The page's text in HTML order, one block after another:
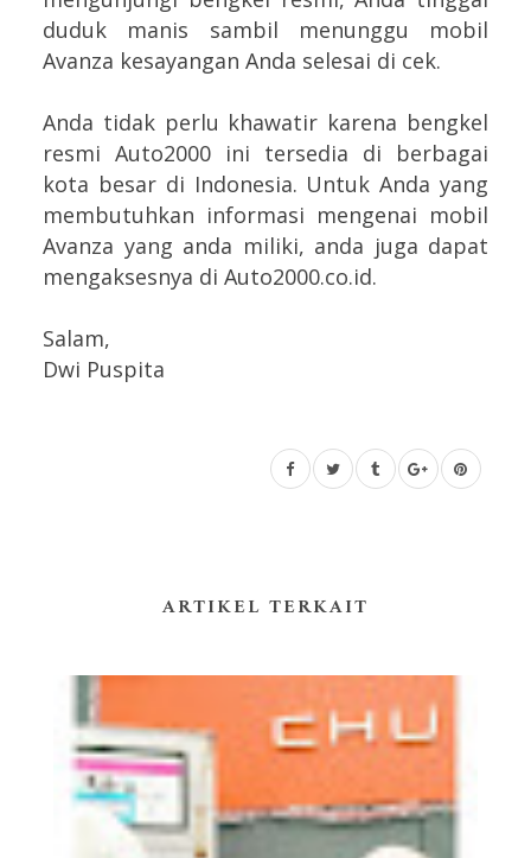
duduk manis sambil menunggu mobil
Avanza kesayangan Anda selesai di cek.
Anda tidak perlu khawatir karena bengkel
resmi Auto2000 ini tersedia di berbagai
kota besar di Indonesia. Untuk Anda yang
membutuhkan informasi mengenai mobil
Avanza yang anda miliki, anda juga dapat
mengaksesnya di Auto2000.co.id.
Salam,
Dwi Puspita
ARTIKEL TERKAIT